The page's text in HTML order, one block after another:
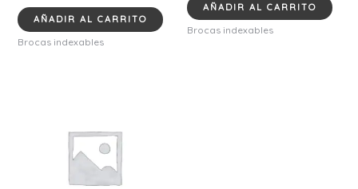
AÑADIR AL CARRITO
Brocas indexables
AÑADIR AL CARRITO
Brocas indexables